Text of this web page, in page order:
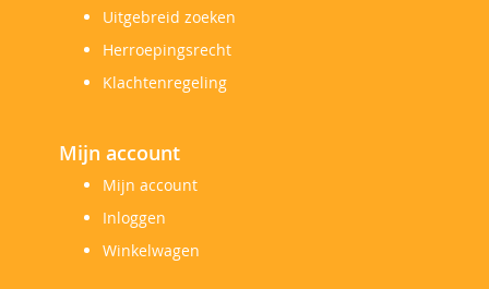
Uitgebreid zoeken
Herroepingsrecht
Klachtenregeling
Mijn account
Mijn account
Inloggen
Winkelwagen